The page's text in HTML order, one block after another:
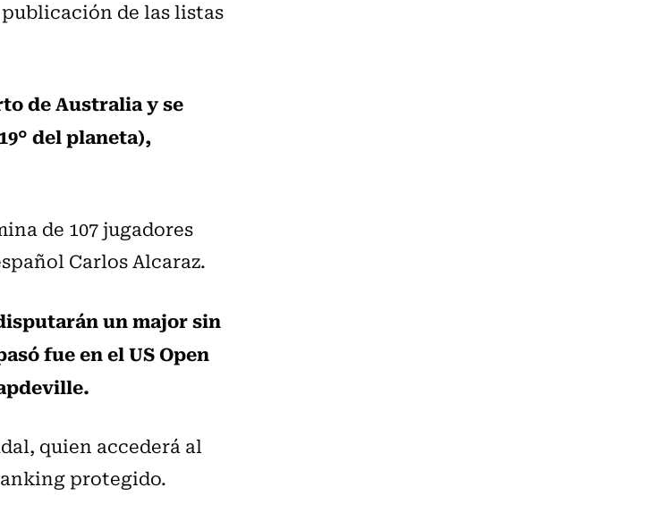
de las listas
de Australia y se
del planeta),
de 107 jugadores
Carlos Alcaraz.
un major sin
fue en el US Open
quien accederá al
protegido.